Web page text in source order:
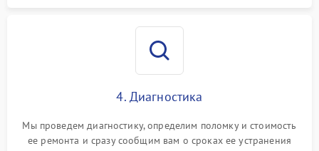
4. Диагностика
Мы проведем диагностику, определим поломку и стоимость
ее ремонта и сразу сообщим вам о сроках ее устранения